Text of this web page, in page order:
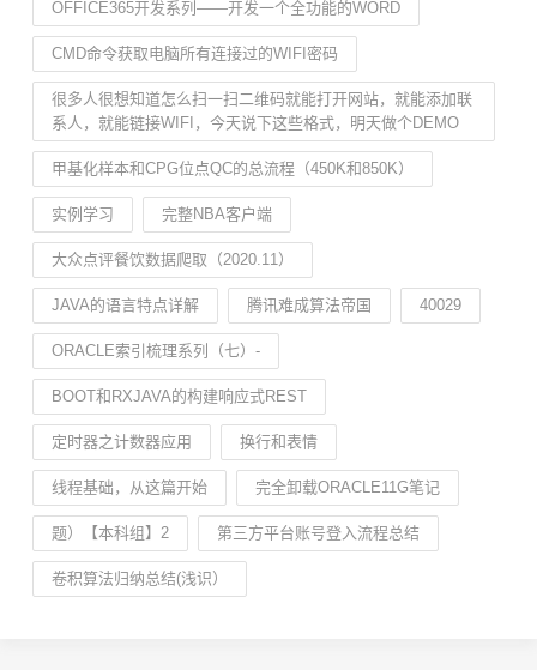
OFFICE365开发系列——开发一个全功能的WORD
CMD命令获取电脑所有连接过的WIFI密码
很多人很想知道怎么扫一扫二维码就能打开网站，就能添加联
系人，就能链接WIFI，今天说下这些格式，明天做个DEMO
甲基化样本和CPG位点QC的总流程（450K和850K）
实例学习 完整NBA客户端
大众点评餐饮数据爬取（2020.11）
JAVA的语言特点详解 腾讯难成算法帝国 40029
ORACLE索引梳理系列（七）-
BOOT和RXJAVA的构建响应式REST
定时器之计数器应用 换行和表情
线程基础，从这篇开始 完全卸载ORACLE11G笔记
题）【本科组】2 第三方平台账号登入流程总结
卷积算法归纳总结(浅识）